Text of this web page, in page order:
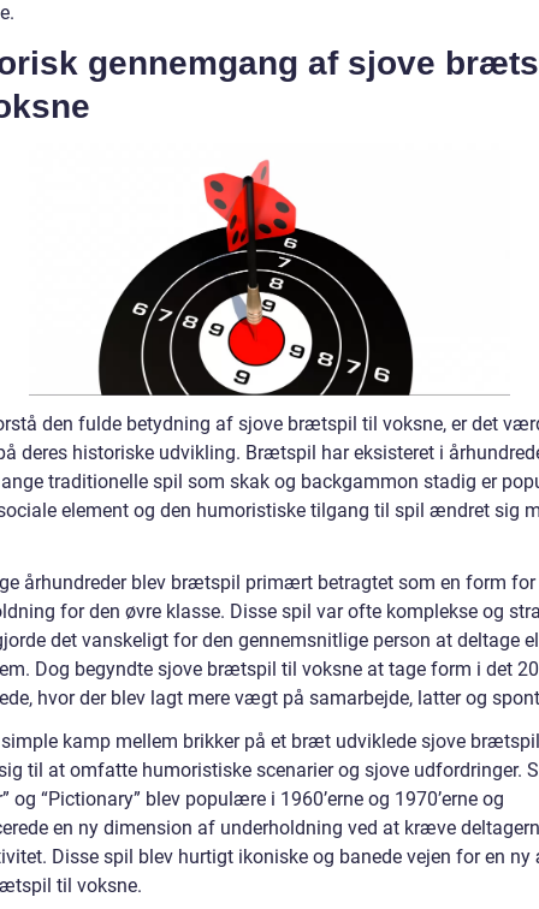
gennemgang af sjove
den fulde betydning af sjove brætspil til voksne, er det
deres historiske udvikling. Brætspil har eksisteret i
traditionelle spil som skak og backgammon stadig er
element og den humoristiske tilgang til spil ændret sig
århundreder blev brætspil primært betragtet som en form for
for den øvre klasse. Disse spil var ofte komplekse og
det vanskeligt for den gennemsnitlige person at deltage
Dog begyndte sjove brætspil til voksne at tage form i det
hvor der blev lagt mere vægt på samarbejde, latter og
simple kamp mellem brikker på et bræt udviklede sjove
til at omfatte humoristiske scenarier og sjove udfordringer.
og “Pictionary” blev populære i 1960’erne og 1970’erne og
en ny dimension af underholdning ved at kræve
Disse spil blev hurtigt ikoniske og banede vejen for en
til voksne.